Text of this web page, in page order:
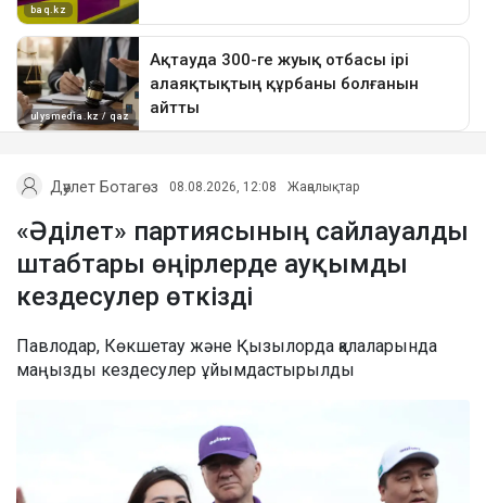
Дәулет Ботагөз 08.08.2026, 12:08 Жаңалықтар
«Әділет» партиясының сайлауалды
штабтары өңірлерде ауқымды
кездесулер өткізді
Павлодар, Көкшетау және Қызылорда қалаларында
маңызды кездесулер ұйымдастырылды